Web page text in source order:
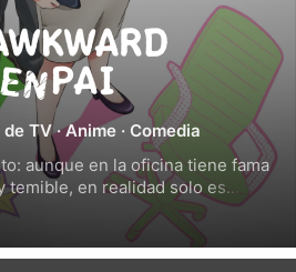
de TV ·Anime ·Comedia
aunque en la oficina tiene fama
en realidad solo es...
entera de que tiene que formar a
y empollón, ¡se queda
¿Podrá esta torpe veterana